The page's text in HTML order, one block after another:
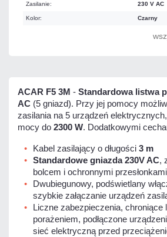
Zasilanie: 230 V AC
Kolor: Czarny
ACAR F5 3M - Standardowa listwa
AC (5 gniazd). Przy jej pomocy
zasilania na 5 urządzeń
mocy do 2300 W. Dodatkowymi
Kabel zasilający o długości 3 m
Standardowe gniazda 230V AC,
bolcem i ochronnymi przesłonkami
Dwubiegunowy, podświetlany
szybkie załączanie urządzeń
Liczne zabezpieczenia, chroniące
porażeniem, podłączone
sieć elektryczną przed